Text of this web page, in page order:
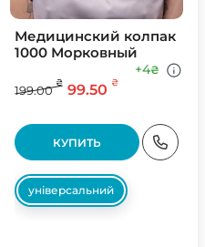
Медицинский колпак
1000 Морковный
199.00
₴ 99.50 ₴
+4₴
КУПИТЬ
універсальний